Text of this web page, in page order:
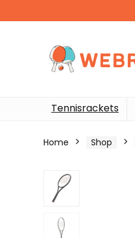
Tennisrackets
Home Shop